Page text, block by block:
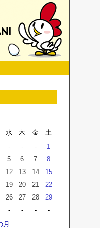
水 木 金
土
- - -
1
5 6 7
8
12 13 14
15
19 20 21
22
26 27 28
29
- - -
-
月